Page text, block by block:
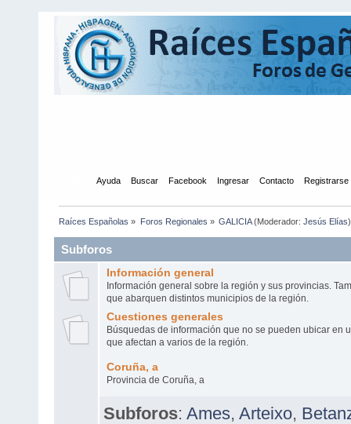
Ayuda Buscar Facebook Ingresar Contacto Registrarse
Raíces Españolas » Foros Regionales » GALICIA(Moderador: Jesús Elías)
Subforos
Información general
Información general sobre la región y sus provincias.
que abarquen distintos municipios de la región.
Cuestiones generales
Búsquedas de información que no se pueden ubicar en
que afectan a varios de la región.
Coruña, a
Provincia de Coruña, a
Subforos: Ames, Arteixo,